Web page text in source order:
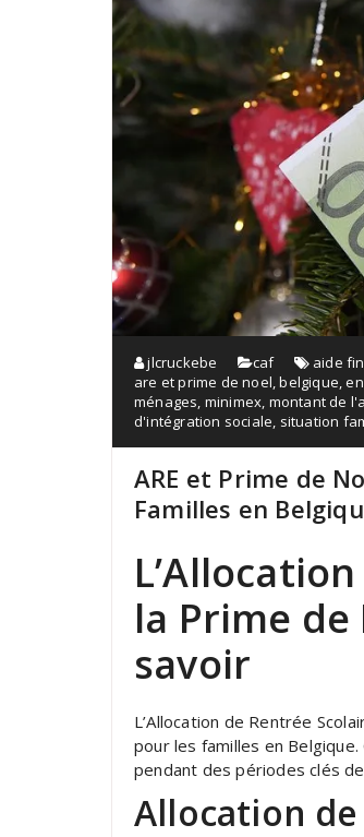
jlcruckebe caf aide
are et prime de noel ,belgique ,
ménages minimex montant de
d'intégration sociale situation
ARE et Prime de
Familles en
la Prime de
savoir
L’Allocation de Rentrée
pour les familles en
pendant des périodes clés de
Allocation de